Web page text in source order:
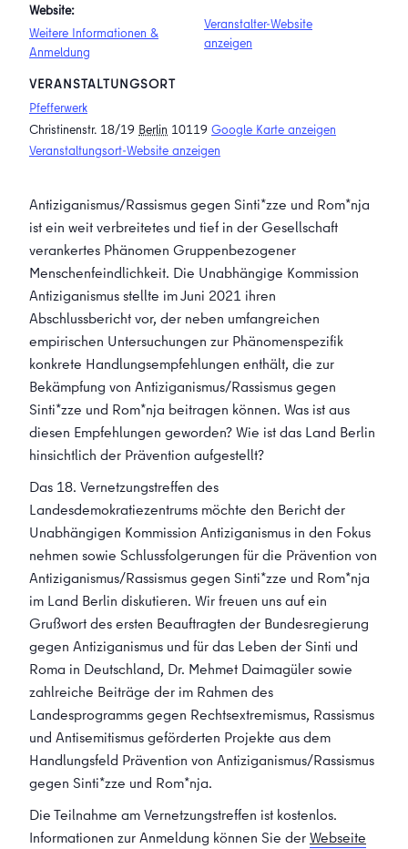
Website:
Weitere Informationen &
Anmeldung
VERANSTALTUNGSORT
Pfefferwerk
Christinenstr. 18/19 Berlin 10119 Google Karte anzeigen
Veranstaltungsort-Website anzeigen
Veranstalter-Website
anzeigen
Antiziganismus/Rassismus gegen Sinti*zze und Rom*nja
ist ein weit verbreitetes und tief in der Gesellschaft
verankertes Phänomen Gruppenbezogener
Menschenfeindlichkeit. Die Unabhängige Kommission
Antiziganismus stellte im Juni 2021 ihren
Abschlussbericht vor, der neben umfangreichen
empirischen Untersuchungen zur Phänomenspezifik
konkrete Handlungsempfehlungen enthält, die zur
Bekämpfung von Antiziganismus/Rassismus gegen
Sinti*zze und Rom*nja beitragen können. Was ist aus
diesen Empfehlungen geworden? Wie ist das Land Berlin
hinsichtlich der Prävention aufgestellt?
Das 18. Vernetzungstreffen des
Landesdemokratiezentrums möchte den Bericht der
Unabhängigen Kommission Antiziganismus in den Fokus
nehmen sowie Schlussfolgerungen für die Prävention von
Antiziganismus/Rassismus gegen Sinti*zze und Rom*nja
im Land Berlin diskutieren. Wir freuen uns auf ein
Grußwort des ersten Beauftragten der Bundesregierung
gegen Antiziganismus und für das Leben der Sinti und
Roma in Deutschland, Dr. Mehmet Daimagüler sowie
zahlreiche Beiträge der im Rahmen des
Landesprogramms gegen Rechtsextremismus, Rassismus
und Antisemitismus geförderten Projekte aus dem
Handlungsfeld Prävention von Antiziganismus/Rassismus
gegen Sinti*zze und Rom*nja.
Die Teilnahme am Vernetzungstreffen ist kostenlos.
Informationen zur Anmeldung können Sie derWebseite